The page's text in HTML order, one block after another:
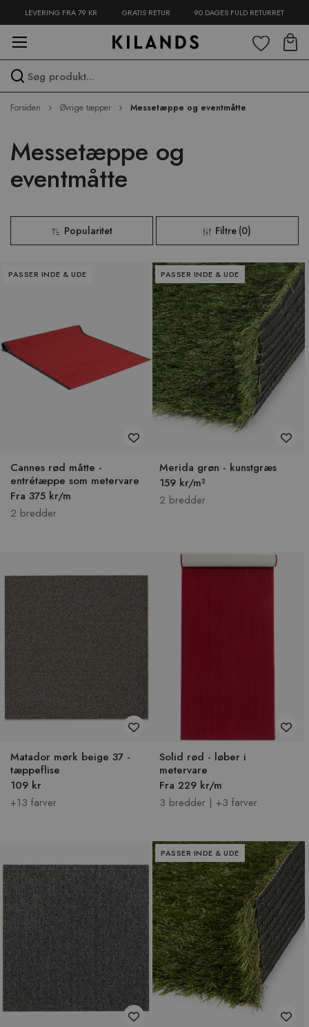
Spring
indhold
LEVERING FRA 79 KR GRATIS RETUR 90 DAGES FULD RETURRET
over
Forsiden Øvrige tæpper Messetæppe og eventmåtte
Messetæppe og
eventmåtte
Popularitet Filtre (0)
PASSER INDE & UDE
Cannes rød måtte -
entrétæppe som metervare
Fra 375 kr/m
2 bredder
PASSER INDE & UDE
Merida grøn - kunstgræs
159 kr/m²
2 bredder
Matador mørk beige 37 -
tæppeflise
109 kr
+13 farver
Solid rød - løber i
metervare
Fra 229 kr/m
3 bredder | +3 farver
PASSER INDE & UDE